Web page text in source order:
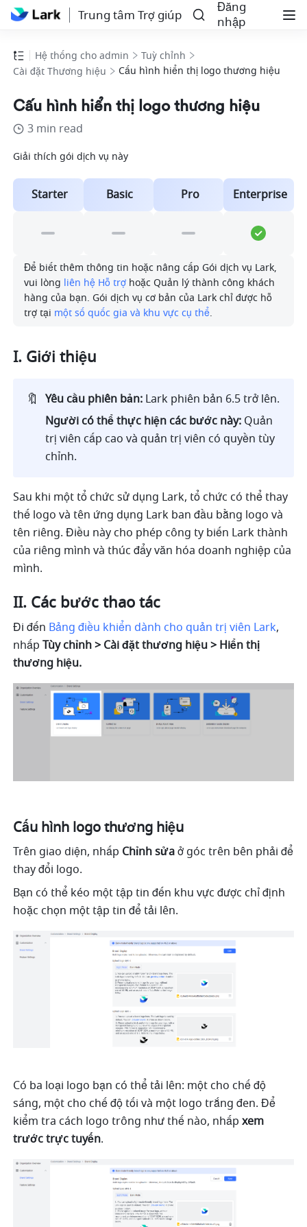
Trung tâm Trợ giúp
Đăng
nhập
Hệ thống cho admin
Tuỳ chỉnh
Cài đặt Thương hiệu
Cấu hình hiển thị logo thương hiệu
Cấu hình hiển thị logo thương hiệu
3 min read
Giải thích gói dịch vụ này
Starter Basic Pro Enterprise
Để biết thêm thông tin hoặc nâng cấp Gói dịch vụ Lark,
vui lòng liên hệ Hỗ trợ hoặc Quản lý thành công khách
hàng của bạn. Gói dịch vụ cơ bản của Lark chỉ được hỗ
trợ tại một số quốc gia và khu vực cụ thể.
I. Giới thiệu
🔖 Yêu cầu phiên bản: Lark phiên bản 6.5 trở lên.
Người có thể thực hiện các bước này: Quản
trị viên cấp cao và quản trị viên có quyền tùy
chỉnh.
Sau khi một tổ chức sử dụng Lark, tổ chức có thể thay
thế logo và tên ứng dụng Lark ban đầu bằng logo và
tên riêng. Điều này cho phép công ty biến Lark thành
của riêng mình và thúc đẩy văn hóa doanh nghiệp của
mình.
II. Các bước thao tác
Đi đến Bảng điều khiển dành cho quản trị viên Lark,
nhấp Tùy chỉnh > Cài đặt thương hiệu > Hiển thị
thương hiệu.
Cấu hình logo thương hiệu
Trên giao diện, nhấp Chỉnh sửa ở góc trên bên phải để
thay đổi logo.
Bạn có thể kéo một tập tin đến khu vực được chỉ định
hoặc chọn một tập tin để tải lên.
Có ba loại logo bạn có thể tải lên: một cho chế độ
sáng, một cho chế độ tối và một logo trắng đen. Để
kiểm tra cách logo trông như thế nào, nhấp xem
trước trực tuyến.